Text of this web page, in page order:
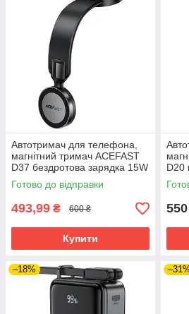
Автотримач для телефона,
магнітний тримач ACEFAST
D37 бездротова зарядка 15W
Готово до відправки
493,99 ₴ 600 ₴
Купити
D20
550
–18%